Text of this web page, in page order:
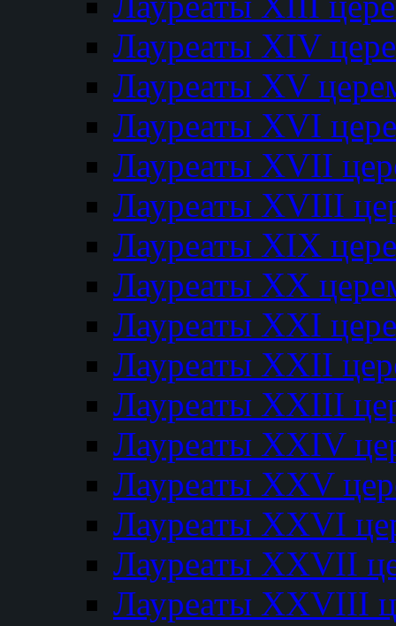
Лауреаты XIV
Лауреаты XV
Лауреаты XVI
Лауреаты XVII
Лауреаты XVIII
Лауреаты XIX
Лауреаты XX
Лауреаты XXI
Лауреаты XXII
Лауреаты XXIII
Лауреаты XXIV
Лауреаты XXV
Лауреаты XXVI
Лауреаты XXVII
Лауреаты XXVIII